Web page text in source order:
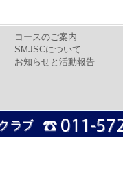
コースのご案内
SMJSCについて
お知らせと活動報告